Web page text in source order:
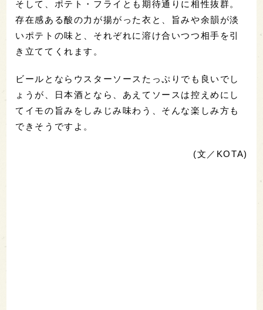
そして、ポテト・フライとも期待通りに相性抜群。
存在感ある酸の力が揚がった衣と、旨みや余韻が淡
いポテトの味と、それぞれに溶け合いつつ相手を引
き立ててくれます。
ビールとならウスターソースたっぷりでも良いでし
ょうが、日本酒となら、あえてソースは控えめにし
てイモの旨みをしみじみ味わう、そんな楽しみ方も
できそうですよ。
(文／KOTA)